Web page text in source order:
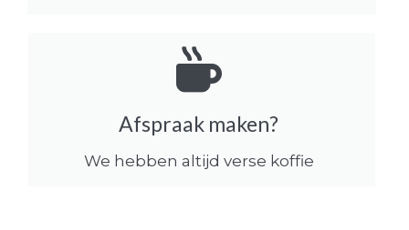
Afspraak maken?
We hebben altijd verse koffie